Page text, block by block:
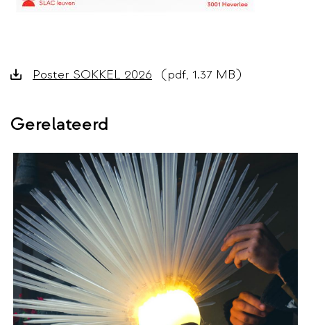
Downloads
Poster SOKKEL 2026 (pdf, 1.37 MB)
Gerelateerd